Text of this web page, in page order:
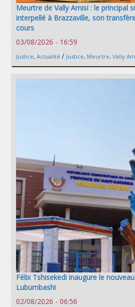
Meurtre de Vally Amisi : le principal
interpellé à Brazzaville, son
cours
03/08/2026 - 16:59
Justice, Actualité / Justice, Meurtre, Vally
Félix Tshisekedi inaugure le
Lubumbashi
02/08/2026 - 06:56